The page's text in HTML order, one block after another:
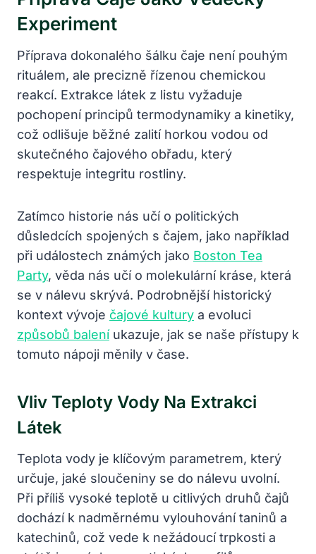
Experiment
Příprava dokonalého šálku čaje není pouhým
rituálem, ale precizně řízenou chemickou
reakcí. Extrakce látek z listu vyžaduje
pochopení principů termodynamiky a kinetiky,
což odlišuje běžné zalití horkou vodou od
skutečného čajového obřadu, který
respektuje integritu rostliny.
Zatímco historie nás učí o politických
důsledcích spojených s čajem, jako například
při událostech známých jako Boston Tea
Party, věda nás učí o molekulární kráse, která
se v nálevu skrývá. Podrobnější historický
kontext vývoje čajové kultury a evoluci
způsobů baleníukazuje, jak se naše přístupy k
tomuto nápoji měnily v čase.
Vliv Teploty Vody Na Extrakci
Látek
Teplota vody je klíčovým parametrem, který
určuje, jaké sloučeniny se do nálevu uvolní.
Při příliš vysoké teplotě u citlivých druhů čajů
dochází k nadměrnému vylouhování taninů a
katechinů, což vede k nežádoucí trpkosti a